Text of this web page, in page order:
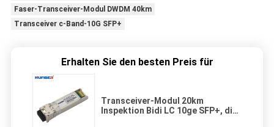
Faser-Transceiver-Modul DWDM 40km
Transceiver c-Band-10G SFP+
Erhalten Sie den besten Preis für
Transceiver-Modul 20km
Inspektion Bidi LC 10ge SFP+, die